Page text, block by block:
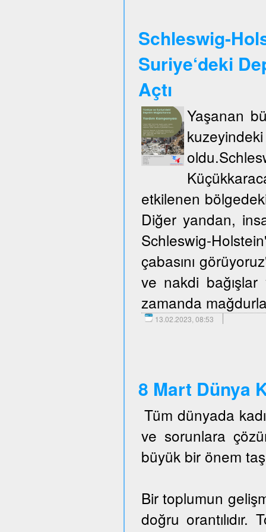
Schleswig-
Suriye‘deki
Açtı
Yaşanan
etkilenen
Diğer yandan,
Schleswig-
çabasını
ve nakdi bağışlar
zamanda
13.02.2023, 08:53
8 Mart Dünya
Tüm dünyada
ve sorunlara
büyük bir önem
Bir toplumun
doğru